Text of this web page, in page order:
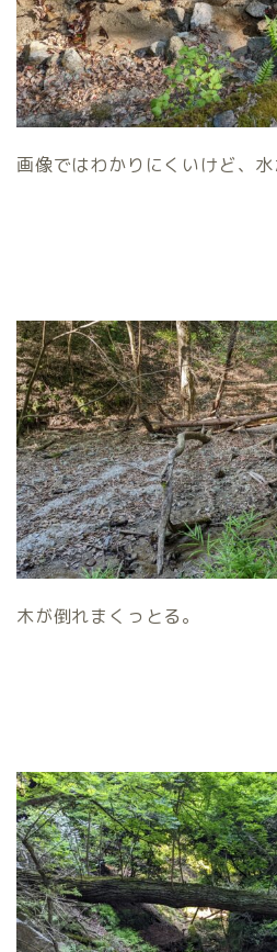
画像ではわかりにくいけど、水
木が倒れまくっとる。